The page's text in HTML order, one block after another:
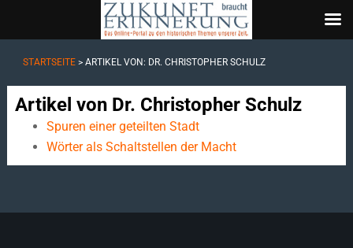
STARTSEITE> ARTIKEL VON: DR. CHRISTOPHER SCHULZ
Artikel von Dr. Christopher Schulz
Spuren einer geteilten Stadt
Wörter als Schaltstellen der Macht